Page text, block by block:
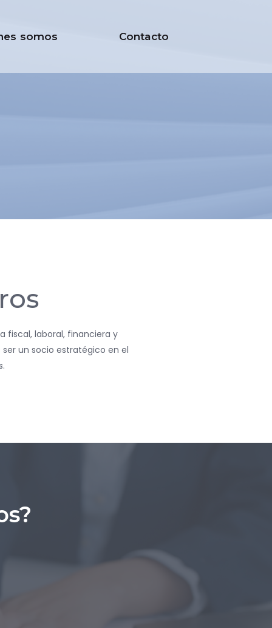
somos Contacto
fiscal, laboral, financiera y
un socio estratégico en el